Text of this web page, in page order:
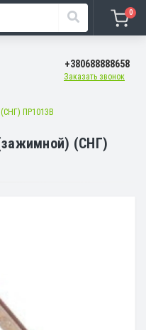
0
+380688888658
Заказать звонок
ПР1013В
(СНГ)